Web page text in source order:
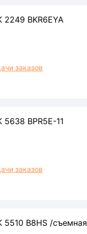
2249 BKR6EYA
заказов
BPR5E-11
заказов
5510 B8HS /съемная